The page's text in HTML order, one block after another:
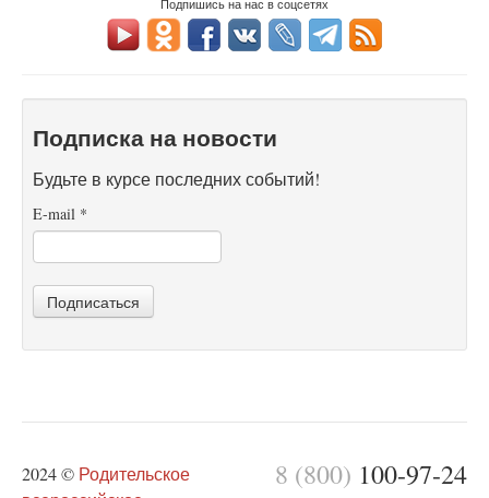
Подпишись на нас в соцсетях
Подписка на новости
Будьте в курсе последних событий!
E-mail *
Подписаться
8 (800) 100-97-24
2024 © Родительское